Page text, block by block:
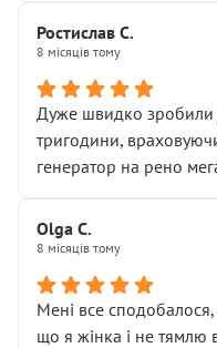
Хотілося б більше:
• належної уваги до
• прозорості в роботах
• реальної
“подивились і поїхав”
На жаль, складається
Стосовно комунікації -
звертатися до цього
Ростислав С.
8 місяців тому
Дуже швидко зробили
тригодини,
генератор на рено
Olga С.
8 місяців тому
Мені все сподобалося,
що я жінка і не тямлю